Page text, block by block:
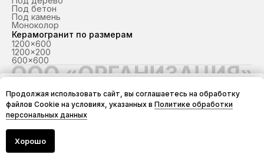
Добавить в заказ
Под бетон
Под камень
Моноколор
Керамогранит по размерам
1200x600
1200x200
600x600
ТМ «Грани Таганая» в Краснодаре и Крыму / ЮФО
© 2026
ООО "ОРГАНИЗАЦИЯ" ИНН 2312279552, КПП 231201001
Политика конфиденциальности
Разработка сайта — iStarWeb.ru
Продукция
Продолжая использовать сайт, вы соглашаетесь на обработку
файлов Cookie на условиях, указанных в Политике обработки
персональных данных
Хорошо